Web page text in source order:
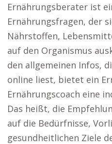
Ernährungsberater ist
Ernährungsfragen, der
Nährstoffen,
auf den Organismus
den allgemeinen Infos,
online liest, bietet ein
Ernährungscoach eine
Das heißt, die
auf die Bedürfnisse,
gesundheitlichen Ziele